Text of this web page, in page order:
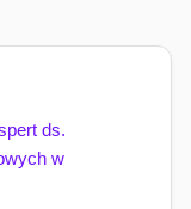
ds.
w